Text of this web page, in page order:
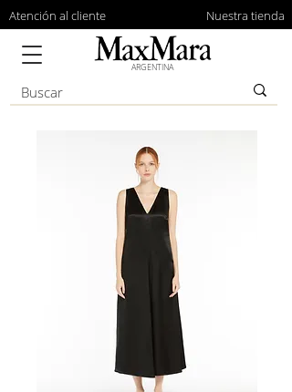
Atención al cliente Nuestra tienda
ARGENTINA